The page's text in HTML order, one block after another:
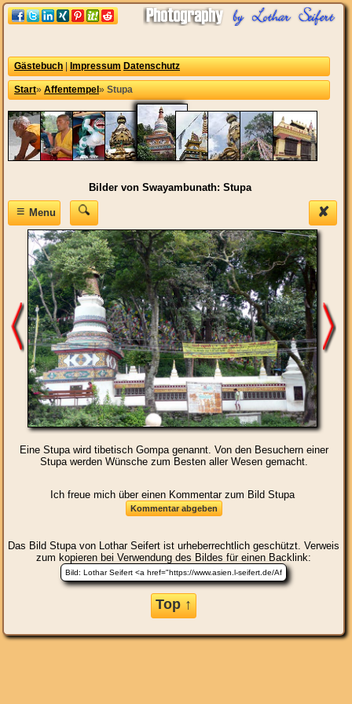
Gästebuch Impressum Datenschutz
Start» Affentempel » Stupa
Bilder von Swayambunath: Stupa
✘
≡Menu
Eine Stupa wird tibetisch Gompa genannt. Von den Besuchern einer
Stupa werden Wünsche zum Besten aller Wesen gemacht.
Ich freue mich über einen Kommentar zum Bild Stupa
Das Bild Stupavon Lothar Seifert ist urheberrechtlich geschützt. Verweis
zum kopieren bei Verwendung des Bildes für einen Backlink:
Top ↑